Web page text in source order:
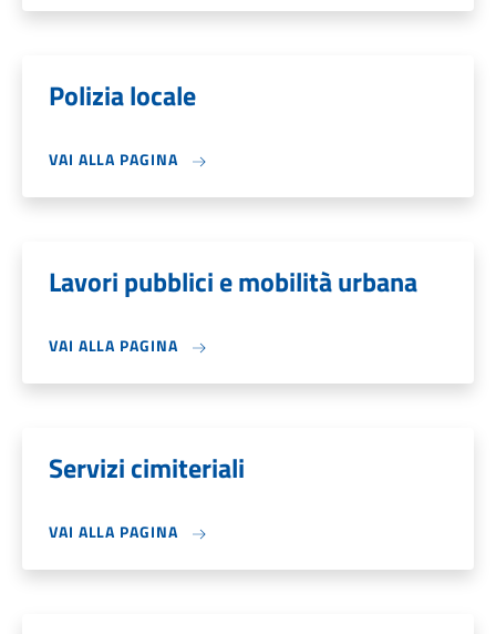
Polizia locale
VAI ALLA PAGINA
Lavori pubblici e mobilità urbana
VAI ALLA PAGINA
Servizi cimiteriali
VAI ALLA PAGINA